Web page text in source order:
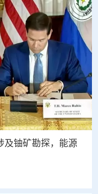
及铀矿勘探，能源